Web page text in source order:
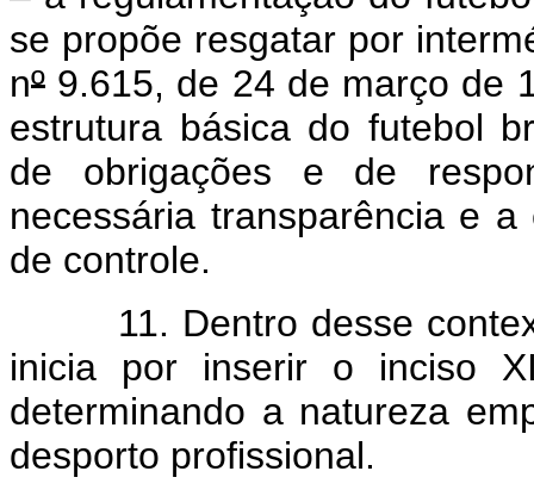
se propõe resgatar por
nº 9.615, de 24 de março de
estrutura básica do futebol
de obrigações e de
necessária transparência e
de controle.
11. Dentro desse
inicia por inserir o inciso
determinando a natureza
desporto profissional.